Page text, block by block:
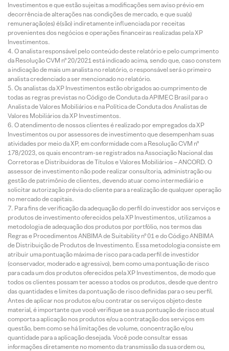
Investimentos e que estão sujeitas a modificações sem aviso prévio em
decorrência de alterações nas condições de mercado, e que sua(s)
remuneração(es) é(são) indiretamente influenciada por receitas
provenientes dos negócios e operações financeiras realizadas pela XP
Investimentos.
O analista responsável pelo conteúdo deste relatório e pelo cumprimento
da Resolução CVM nº 20/2021 está indicado acima, sendo que, caso constem
a indicação de mais um analista no relatório, o responsável será o primeiro
analista credenciado a ser mencionado no relatório.
Os analistas da XP Investimentos estão obrigados ao cumprimento de
todas as regras previstas no Código de Conduta da APIMEC Brasil para o
Analista de Valores Mobiliários e na Política de Conduta dos Analistas de
Valores Mobiliários da XP Investimentos.
O atendimento de nossos clientes é realizado por empregados da XP
Investimentos ou por assessores de investimento que desempenham suas
atividades por meio da XP, em conformidade com a Resolução CVM nº
178/2023, os quais encontram-se registrados na Associação Nacional das
Corretoras e Distribuidoras de Títulos e Valores Mobiliários – ANCORD. O
assessor de investimento não pode realizar consultoria, administração ou
gestão de patrimônio de clientes, devendo atuar como intermediário e
solicitar autorização prévia do cliente para a realização de qualquer operação
no mercado de capitais.
Para fins de verificação da adequação do perfil do investidor aos serviços e
produtos de investimento oferecidos pela XP Investimentos, utilizamos a
metodologia de adequação dos produtos por portfólio, nos termos das
Regras e Procedimentos ANBIMA de Suitability nº 01 e do Código ANBIMA
de Distribuição de Produtos de Investimento. Essa metodologia consiste em
atribuir uma pontuação máxima de risco para cada perfil de investidor
(conservador, moderado e agressivo), bem como uma pontuação de risco
para cada um dos produtos oferecidos pela XP Investimentos, de modo que
todos os clientes possam ter acesso a todos os produtos, desde que dentro
das quantidades e limites da pontuação de risco definidas para o seu perfil.
Antes de aplicar nos produtos e/ou contratar os serviços objeto deste
material, é importante que você verifique se a sua pontuação de risco atual
comporta a aplicação nos produtos e/ou a contratação dos serviços em
questão, bem como se há limitações de volume, concentração e/ou
quantidade para a aplicação desejada. Você pode consultar essas
informações diretamente no momento da transmissão da sua ordem ou,